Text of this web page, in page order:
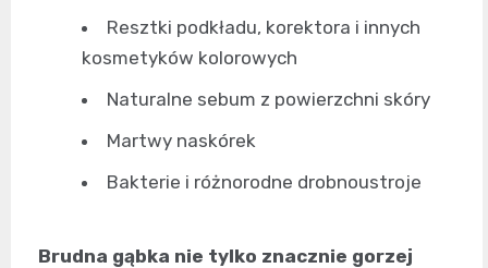
Resztki podkładu, korektora i innych
kosmetyków kolorowych
Naturalne sebum z powierzchni skóry
Martwy naskórek
Bakterie i różnorodne drobnoustroje
Brudna gąbka nie tylko znacznie gorzej